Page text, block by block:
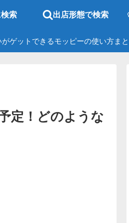
索 出店形態で検索
ゲットできるモッピーの使い方ま
定！どのような